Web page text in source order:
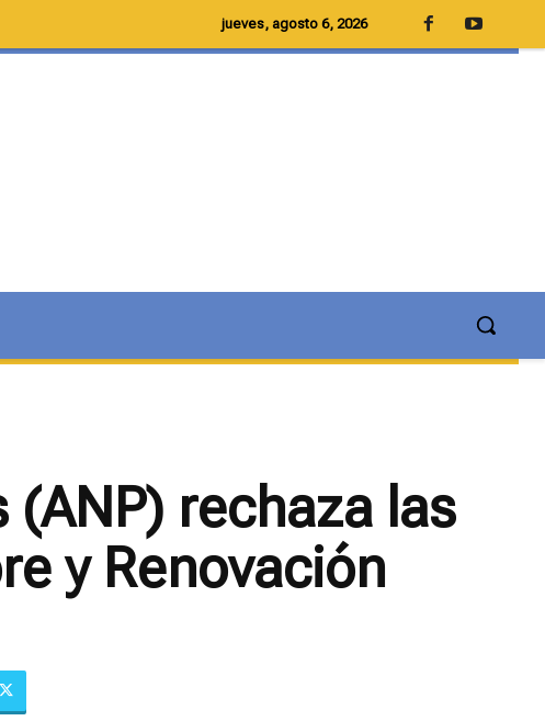
jueves, agosto 6, 2026
rechaza las
y Renovación